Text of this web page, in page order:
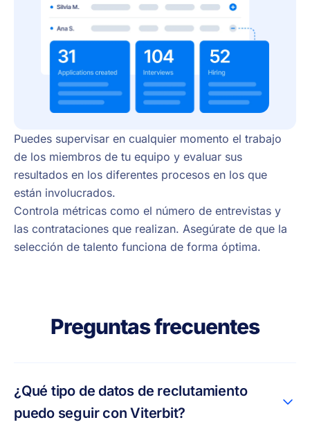
Puedes supervisar en cualquier momento el trabajo
de los miembros de tu equipo y evaluar sus
resultados en los diferentes procesos en los que
están involucrados.
Controla métricas como el número de entrevistas y
las contrataciones que realizan. Asegúrate de que la
selección de talento funciona de forma óptima.
Preguntas frecuentes
¿Qué tipo de datos de reclutamiento
puedo seguir con Viterbit?